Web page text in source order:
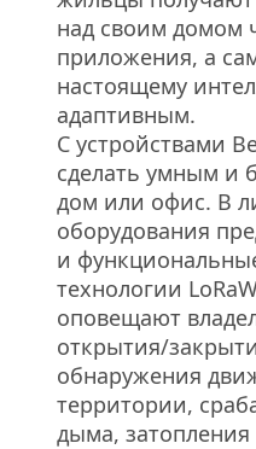
над своим домом
приложения, а
настоящему
адаптивным.
С устройствами
сделать умным и
дом или офис. В
оборудования
и
технологии
оповещают
открытия/
обнаружения
территории,
дыма, затопления